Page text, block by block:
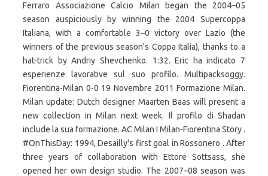
Ferraro Associazione Calcio Milan began the 2004–05
season auspiciously by winning the 2004 Supercoppa
Italiana, with a comfortable 3–0 victory over Lazio (the
winners of the previous season's Coppa Italia), thanks to a
hat-trick by Andriy Shevchenko. 1:32. Eric ha indicato 7
esperienze lavorative sul suo profilo. Multipacksoggy.
Fiorentina-Milan 0-0 19 Novembre 2011 Formazione Milan.
Milan update: Dutch designer Maarten Baas will present a
new collection in Milan next week. Il profilo di Shadan
include la sua formazione. AC Milan I Milan-Fiorentina Story .
#OnThisDay: 1994, Desailly's first goal in Rossonero . After
three years of collaboration with Ettore Sottsass, she
opened her own design studio. The 2007–08 season was